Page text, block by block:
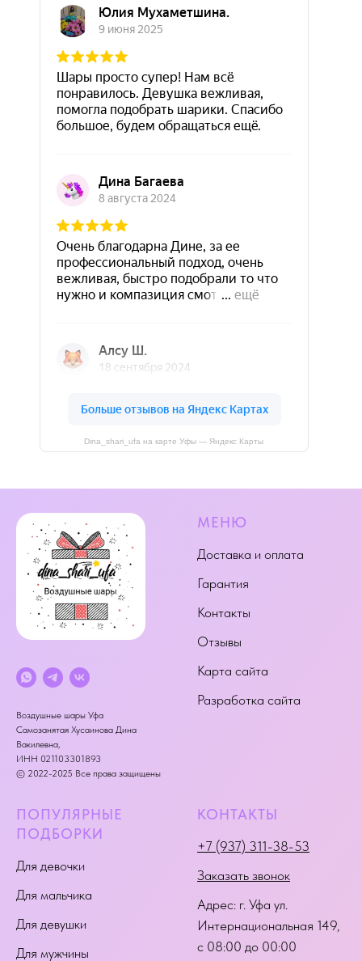
Dina_shari_ufa на карте Уфы — Яндекс Карты
Воздушные шары Уфа
Самозанятая Хусаинова Дина
Вакилевна,
ИНН 021103301893
© 2022-2025 Все права защищены
МЕНЮ
Доставка и оплата
Гарантия
Контакты
Отзывы
Карта сайта
Разработка сайта
ПОПУЛЯРНЫЕ
ПОДБОРКИ
Для девочки
Для мальчика
Для девушки
Для мужчины
КОНТАКТЫ
+7 (937) 311-38-53
Заказать звонок
Адрес: г. Уфа ул.
Интернациональная 149,
с 08:00 до 00:00